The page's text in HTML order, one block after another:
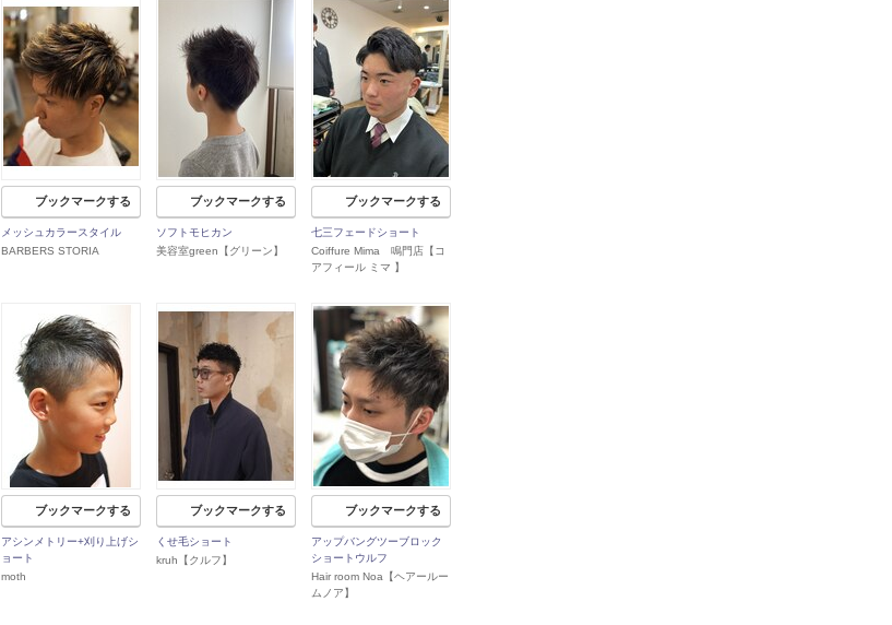
ブックマークする
メッシュカラースタイル
BARBERS STORIA
ブックマークする
ソフトモヒカン
美容室green【グリーン】
ブックマークする
七三フェードショート
Coiffure Mima 鳴門店【コ
アフィール ミマ 】
ブックマークする
アシンメトリー+刈り上げシ
ョート
moth
ブックマークする
くせ毛ショート
kruh【クルフ】
ブックマークする
アップバングツーブロック
ショートウルフ
Hair room Noa【ヘアールー
ムノア】